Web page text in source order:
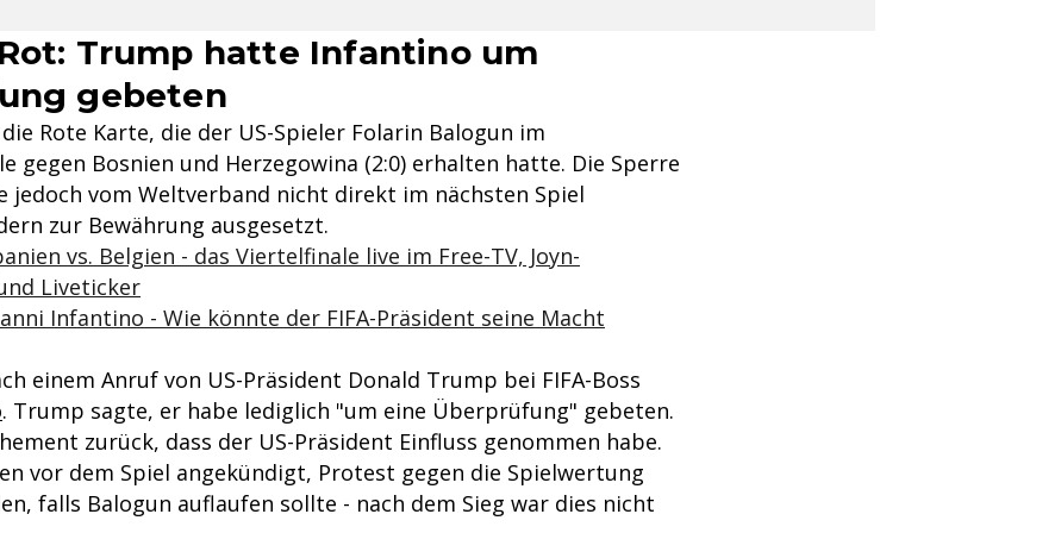
Trump hatte Infantino um
gebeten
Rote Karte, die der US-Spieler Folarin Balogun im
gegen Bosnien und Herzegowina (2:0) erhalten hatte. Die Sperre
jedoch vom Weltverband nicht direkt im nächsten Spiel
zur Bewährung ausgesetzt.
vs. Belgien - das Viertelfinale live im Free-TV, Joyn-
Liveticker
Infantino - Wie könnte der FIFA-Präsident seine Macht
einem Anruf von US-Präsident Donald Trump bei FIFA-Boss
. Trump sagte, er habe lediglich "um eine Überprüfung" gebeten.
zurück, dass der US-Präsident Einfluss genommen habe.
vor dem Spiel angekündigt, Protest gegen die Spielwertung
falls Balogun auflaufen sollte - nach dem Sieg war dies nicht